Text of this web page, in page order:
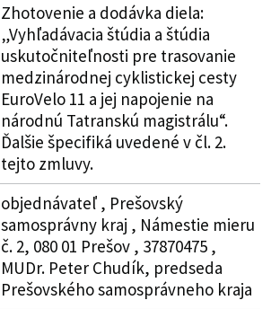
Zhotovenie a dodávka diela:
„Vyhľadávacia štúdia a štúdia
uskutočniteľnosti pre trasovanie
medzinárodnej cyklistickej cesty
EuroVelo 11 a jej napojenie na
národnú Tatranskú magistrálu“.
Ďalšie špecifiká uvedené v čl. 2.
tejto zmluvy.
objednávateľ , Prešovský
samosprávny kraj , Námestie mieru
č. 2, 080 01 Prešov , 37870475 ,
MUDr. Peter Chudík, predseda
Prešovského samosprávneho kraja